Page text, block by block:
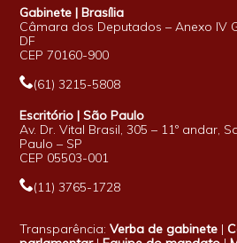
Gabinete | Brasília
Câmara dos Deputados – Anexo IV
DF
CEP 70160-900
(61) 3215-5808
Escritório | São Paulo
Av. Dr. Vital Brasil, 305 – 11º andar,
Paulo – SP
CEP 05503-001
(11) 3765-1728
Transparência:Verba de gabinete |